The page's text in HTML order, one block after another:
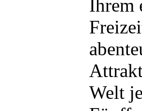
Ihrem
Welt